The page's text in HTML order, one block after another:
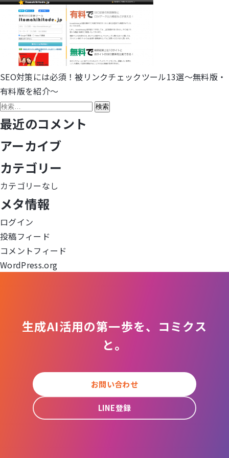
投
稿
ナ
ビ
ゲ
ー
シ
ョ
ン
SEO対策には必須！被リンクチェックツール13選～無料版・
有料版を紹介～
検
索:
最近のコメント
アーカイブ
カテゴリー
カテゴリーなし
メタ情報
ログイン
投稿フィード
コメントフィード
WordPress.org
生成AI活用の第一歩を、コミクス
と。
お問い合わせ
LINE登録